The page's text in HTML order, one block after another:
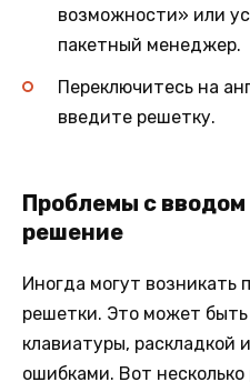
возможности» или
пакетный менеджер.
Переключитесь на
введите решетку.
Проблемы с
решение
Иногда могут возникать
решетки. Это может
клавиатуры, раскладкой
ошибками. Вот